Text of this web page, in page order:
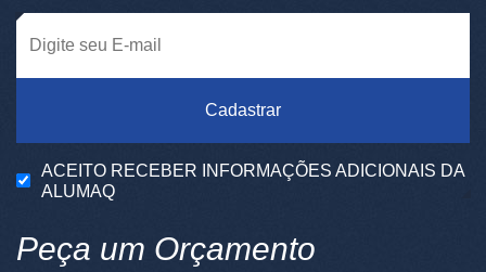
Cadastrar
ACEITO RECEBER INFORMAÇÕES ADICIONAIS DA
ALUMAQ
Peça um Orçamento